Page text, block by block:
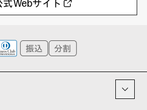
WXP（DEXツール）
タグ一覧
式Webサイト